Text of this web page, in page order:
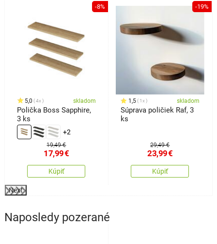
-8%
5,0 4x skladom
Polička Boss Sapphire,
3 ks
+2
19,49 €
17,99€
Kúpiť
-19%
1,5 1x skladom
Súprava poličiek Raf, 3
ks
29,49 €
23,99€
Kúpiť
Next
Naposledy pozerané